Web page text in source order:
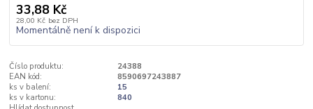
33,88 Kč
28,00 Kč bez DPH
Momentálně není k dispozici
Číslo produktu:
24388
EAN kód:
8590697243887
ks v balení:
15
ks v kartonu:
840